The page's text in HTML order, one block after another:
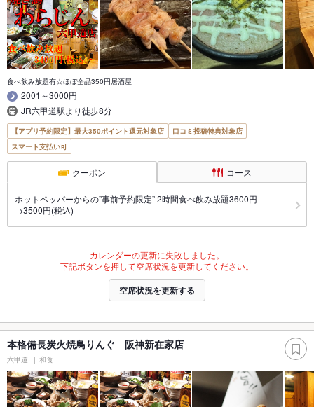
食べ飲み放題有☆ほぼ全品350円居酒屋
2001～3000円
JR六甲道駅より徒歩8分
【アプリ予約限定】最大350ポイント還元対象店
口コミ投稿特典対象店
スマート支払い可
クーポン コース
ホットペッパーからの”事前予約限定” 2時間食べ飲み放題3600円
→3500円(税込)
カレンダーの更新に失敗しました。
下記ボタンを押して空席状況を更新してください。
空席状況を更新する
本格備長炭火焼鳥りんぐ 阪神新在家店
六甲道 和食